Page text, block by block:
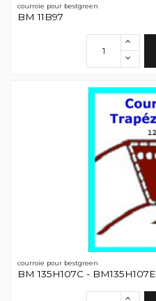
courroie pour bestgreen
BM 11B97
courroie pour bestgreen
BM 135H107C - BM135H107E